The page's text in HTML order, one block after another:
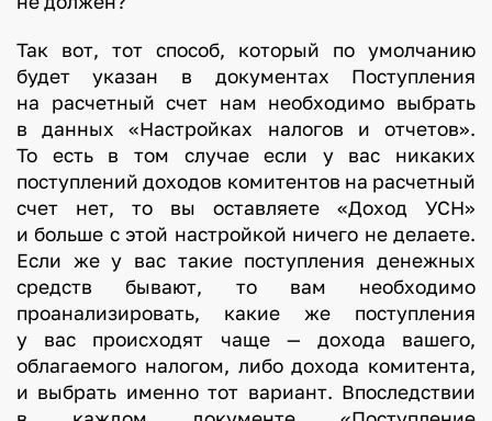
Так вот, тот способ, который по умолчанию
будет указан в документах Поступления
на расчетный счет нам необходимо выбрать
в данных «Настройках налогов и отчетов».
То есть в том случае если у вас никаких
поступлений доходов комитентов на расчетный
счет нет, то вы оставляете «Доход УСН»
и больше с этой настройкой ничего не делаете.
Если же у вас такие поступления денежных
средств бывают, то вам необходимо
проанализировать, какие же поступления
у вас происходят чаще — дохода вашего,
облагаемого налогом, либо дохода комитента,
и выбрать именно тот вариант. Впоследствии